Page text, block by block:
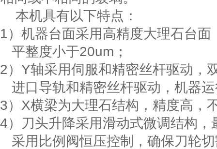
本机具有以下特点：
1） 机器台面采用高精度大理石台
平整度小于20um ；
2） Y轴采用伺服和精密丝杆驱动，
进口导轨和精密丝杆驱动，机器
3） X横梁为大理石结构，精度高，
4）刀头升降采用滑动式微调结构，
采用比例阀恒压控制，确保刀轮